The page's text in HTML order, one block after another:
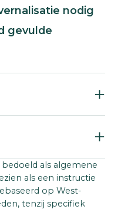
nodig
gevulde
als algemene
als een instructie
op West-
tenzij specifiek